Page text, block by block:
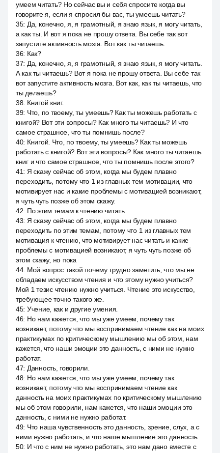
умеем читать? Но сейчас вы и себя спросите когда вы
говорите я, если я спросил бы вас, ты умеешь читать?
35: Да, конечно, я, я грамотный, я знаю язык, я могу читать,
а как ты. И вот я пока не прошу ответа. Вы себе так вот
запустите активность мозга. Вот как ты читаешь.
36: Как?
37: Да, конечно, я, я грамотный, я знаю язык, я могу читать.
А как ты читаешь? Вот я пока не прошу ответа. Вы себе так
вот запустите активность мозга. Вот как, как ты читаешь, что
ты делаешь?
38: Книгой книг.
39: Что, по твоему, ты умеешь? Как ты можешь работать с
книгой? Вот эти вопросы? Как много ты читаешь? И что
самое страшное, что ты помнишь после?
40: Книгой. Что, по твоему, ты умеешь? Как ты можешь
работать с книгой? Вот эти вопросы? Как много ты читаешь
книг и что самое страшное, что ты помнишь после этого?
41: Я скажу сейчас об этом, когда мы будем плавно
переходить, потому что 1 из главных тем мотивации, что
мотивирует нас и какие проблемы с мотивацией возникают,
я чуть чуть позже об этом скажу.
42: По этим темам к чтению читать.
43: Я скажу сейчас об этом, когда мы будем плавно
переходить по этим темам, потому что 1 из главных тем
мотивация к чтению, что мотивирует нас читать и какие
проблемы с мотивацией возникают, я чуть чуть позже об
этом скажу, но пока
44: Мой вопрос такой почему трудно заметить, что мы не
обладаем искусством чтения и что этому нужно учиться?
Мой 1 тезис чтению нужно учиться. Чтение это искусство,
требующее точно такого же.
45: Учение, как и другие умения.
46: Но нам кажется, что мы уже умеем, почему так
возникает, потому что мы воспринимаем чтение как на моих
практикумах по критическому мышлению мы об этом, нам
кажется, что наши эмоции это данность, с ними не нужно
работат.
47: Данность, говорили.
48: Но нам кажется, что мы уже умеем, почему так
возникает, потому что мы воспринимаем чтение как
данность на моих практикумах по критическому мышлению
мы об этом говорили, нам кажется, что наши эмоции это
данность, с ними не нужно работат.
49: Что наша чувственность это данность, зрение, слух, а с
ними нужно работать, и что наше мышление это данность.
50: И что с ним не нужно работать, это нам дано вместе с